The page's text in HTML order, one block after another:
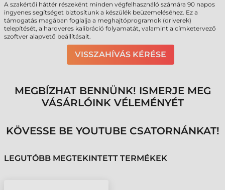
A szakértői háttér részeként minden végfelhasználó számára 90 napos
ingyenes segítséget biztosítunk a készülék beüzemeléséhez. Ez a
támogatás magában foglalja a meghajtóprogramok (driverek)
telepítését, a hardveres kalibráció folyamatát, valamint a címketervező
szoftver alapvető beállításait.
VISSZAHÍVÁS KÉRÉSE
MEGBÍZHAT BENNÜNK! ISMERJE MEG
VÁSÁRLÓINK VÉLEMÉNYÉT
KÖVESSE BE YOUTUBE CSATORNÁNKAT!
LEGUTÓBB MEGTEKINTETT TERMÉKEK